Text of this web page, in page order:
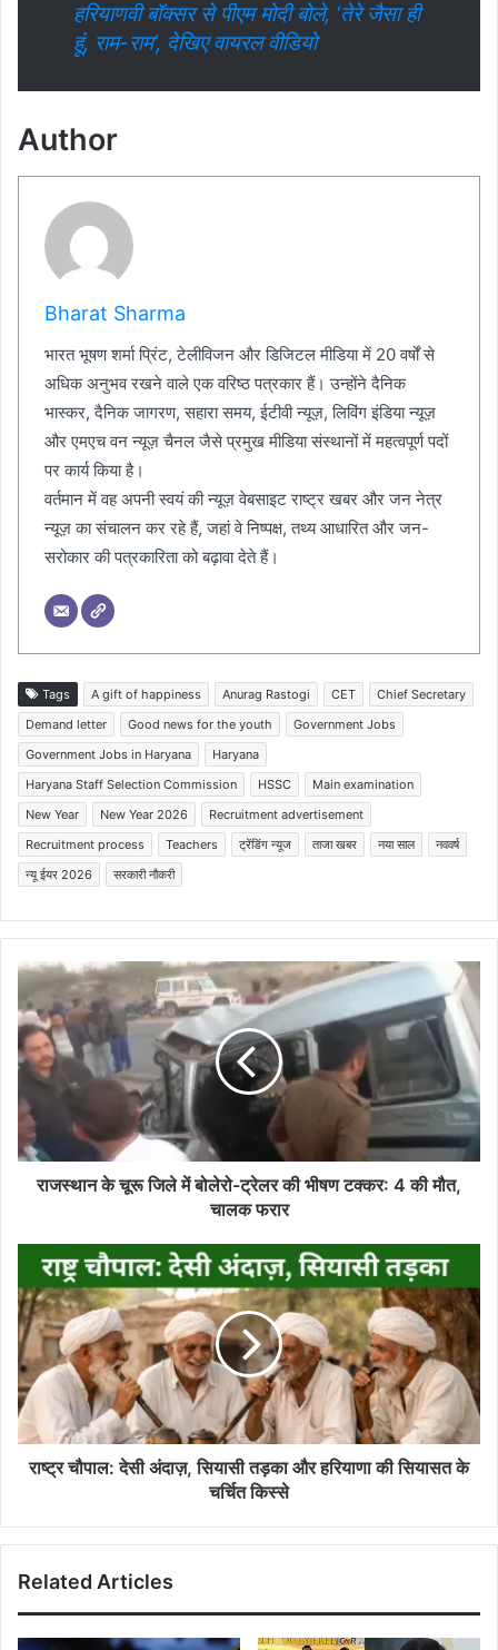
हरियाणवी बॉक्सर से पीएम मोदी बोले, ‘तेरे जैसा ही
हूं, राम-राम’, देखिए वायरल वीडियो
Author
Bharat Sharma
भारत भूषण शर्मा प्रिंट, टेलीविजन और डिजिटल मीडिया में 20 वर्षों से
अधिक अनुभव रखने वाले एक वरिष्ठ पत्रकार हैं। उन्होंने दैनिक
भास्कर, दैनिक जागरण, सहारा समय, ईटीवी न्यूज़, लिविंग इंडिया न्यूज़
और एमएच वन न्यूज़ चैनल जैसे प्रमुख मीडिया संस्थानों में महत्वपूर्ण पदों
पर कार्य किया है।
वर्तमान में वह अपनी स्वयं की न्यूज़ वेबसाइट राष्ट्र खबर और जन नेत्र
न्यूज़ का संचालन कर रहे हैं, जहां वे निष्पक्ष, तथ्य आधारित और जन-
सरोकार की पत्रकारिता को बढ़ावा देते हैं।
Tags A gift of happiness Anurag Rastogi CET
Chief Secretary
Demand letter
Good news for the youth
Government Jobs
Government Jobs in Haryana
Haryana
Haryana Staff Selection Commission
HSSC
Main examination
New Year
New Year 2026
Recruitment advertisement
Recruitment process
Teachers ट्रेंडिंग न्यूज ताजा खबर नया साल
नववर्ष
न्यू ईयर 2026
सरकारी नौकरी
राजस्थान के चूरू जिले में बोलेरो-ट्रेलर की भीषण टक्कर: 4 की मौत,
चालक फरार
राष्ट्र चौपाल: देसी अंदाज़, सियासी तड़का और हरियाणा की सियासत के
चर्चित किस्से
Related Articles